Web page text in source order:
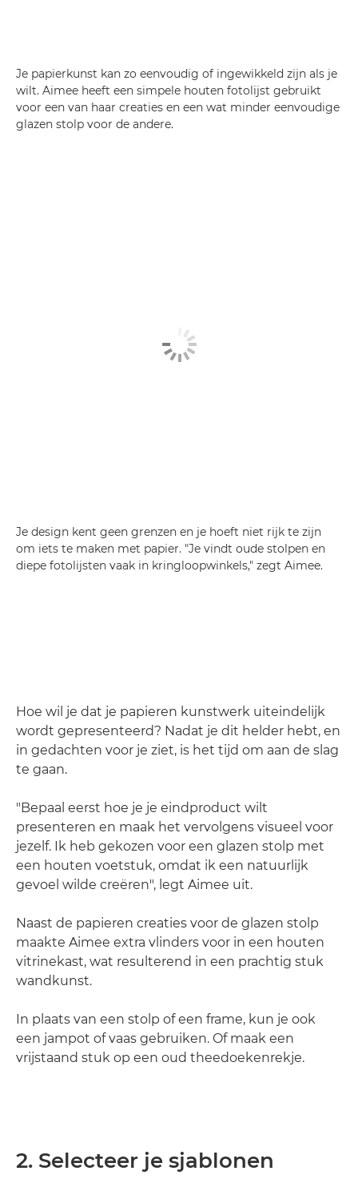
Je papierkunst kan zo eenvoudig of ingewikkeld zijn als je
wilt. Aimee heeft een simpele houten fotolijst gebruikt
voor een van haar creaties en een wat minder eenvoudige
glazen stolp voor de andere.
Je design kent geen grenzen en je hoeft niet rijk te zijn
om iets te maken met papier. "Je vindt oude stolpen en
diepe fotolijsten vaak in kringloopwinkels," zegt Aimee.
Hoe wil je dat je papieren kunstwerk uiteindelijk
wordt gepresenteerd? Nadat je dit helder hebt, en
in gedachten voor je ziet, is het tijd om aan de slag
te gaan.
"Bepaal eerst hoe je je eindproduct wilt
presenteren en maak het vervolgens visueel voor
jezelf. Ik heb gekozen voor een glazen stolp met
een houten voetstuk, omdat ik een natuurlijk
gevoel wilde creëren", legt Aimee uit.
Naast de papieren creaties voor de glazen stolp
maakte Aimee extra vlinders voor in een houten
vitrinekast, wat resulterend in een prachtig stuk
wandkunst.
In plaats van een stolp of een frame, kun je ook
een jampot of vaas gebruiken. Of maak een
vrijstaand stuk op een oud theedoekenrekje.
2. Selecteer je sjablonen